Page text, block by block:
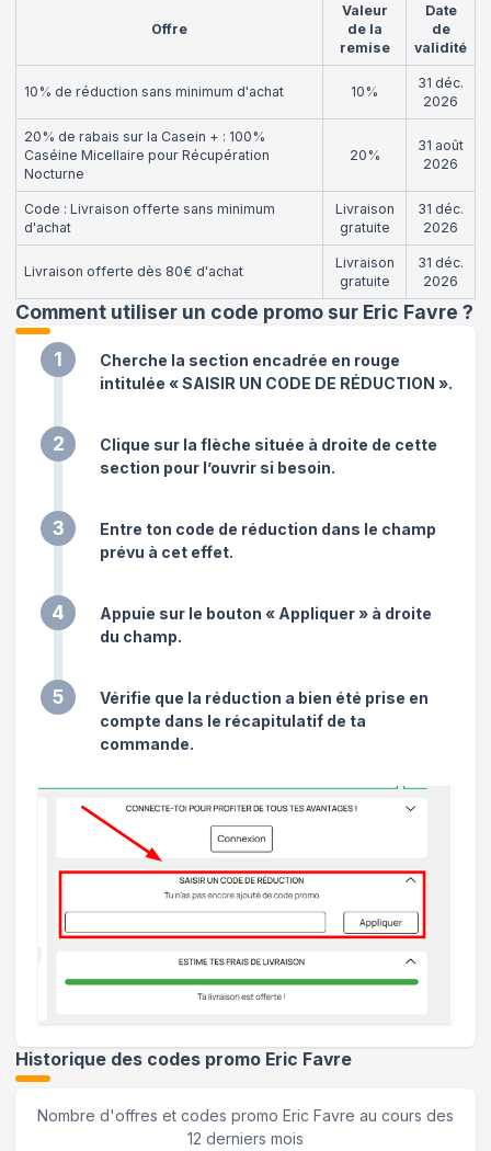
Offre
Valeur
de la
remise
Date
de
validité
10% de réduction sans minimum d'achat 10%
31 déc.
2026
20% de rabais sur la Casein + : 100%
Caséine Micellaire pour Récupération
Nocturne
20%
31 août
2026
Code : Livraison offerte sans minimum
d'achat
Livraison
gratuite
31 déc.
2026
Livraison offerte dès 80€ d'achat
Livraison
gratuite
31 déc.
2026
Comment utiliser un code promo sur Eric Favre ?
1
Cherche la section encadrée en rouge
intitulée « SAISIR UN CODE DE RÉDUCTION ».
2
Clique sur la flèche située à droite de cette
section pour l’ouvrir si besoin.
3
Entre ton code de réduction dans le champ
prévu à cet effet.
4
Appuie sur le bouton « Appliquer » à droite
du champ.
5
Vérifie que la réduction a bien été prise en
compte dans le récapitulatif de ta
commande.
Historique des codes promo Eric Favre
Nombre d'offres et codes promo Eric Favre au cours des
12 derniers mois